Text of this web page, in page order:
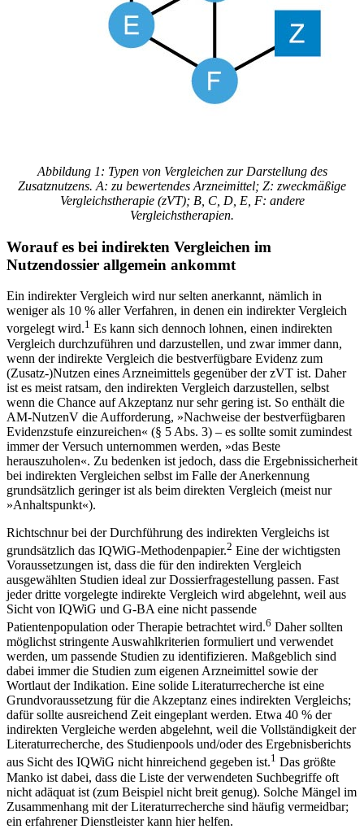
Abbildung 1: Typen von Vergleichen zur Darstellung des
Zusatznutzens. A: zu bewertendes Arzneimittel; Z: zweckmäßige
Vergleichstherapie (zVT); B, C, D, E, F: andere
Vergleichstherapien.
Worauf es bei indirekten Vergleichen im
Nutzendossier allgemein ankommt
Ein indirekter Vergleich wird nur selten anerkannt, nämlich in
weniger als 10 % aller Verfahren, in denen ein indirekter Vergleich
vorgelegt wird.1 Es kann sich dennoch lohnen, einen indirekten
Vergleich durchzuführen und darzustellen, und zwar immer dann,
wenn der indirekte Vergleich die bestverfügbare Evidenz zum
(Zusatz-)Nutzen eines Arzneimittels gegenüber der zVT ist. Daher
ist es meist ratsam, den indirekten Vergleich darzustellen, selbst
wenn die Chance auf Akzeptanz nur sehr gering ist. So enthält die
AM-NutzenV die Aufforderung, »Nachweise der bestverfügbaren
Evidenzstufe einzureichen« (§ 5 Abs. 3) – es sollte somit zumindest
immer der Versuch unternommen werden, »das Beste
herauszuholen«. Zu bedenken ist jedoch, dass die Ergebnissicherheit
bei indirekten Vergleichen selbst im Falle der Anerkennung
grundsätzlich geringer ist als beim direkten Vergleich (meist nur
»Anhaltspunkt«).
Richtschnur bei der Durchführung des indirekten Vergleichs ist
grundsätzlich das IQWiG-Methodenpapier.2 Eine der wichtigsten
Voraussetzungen ist, dass die für den indirekten Vergleich
ausgewählten Studien ideal zur Dossierfragestellung passen. Fast
jeder dritte vorgelegte indirekte Vergleich wird abgelehnt, weil aus
Sicht von IQWiG und G-BA eine nicht passende
Patientenpopulation oder Therapie betrachtet wird.6 Daher sollten
möglichst stringente Auswahlkriterien formuliert und verwendet
werden, um passende Studien zu identifizieren. Maßgeblich sind
dabei immer die Studien zum eigenen Arzneimittel sowie der
Wortlaut der Indikation. Eine solide Literaturrecherche ist eine
Grundvoraussetzung für die Akzeptanz eines indirekten Vergleichs;
dafür sollte ausreichend Zeit eingeplant werden. Etwa 40 % der
indirekten Vergleiche werden abgelehnt, weil die Vollständigkeit der
Literaturrecherche, des Studienpools und/oder des Ergebnisberichts
aus Sicht des IQWiG nicht hinreichend gegeben ist.1 Das größte
Manko ist dabei, dass die Liste der verwendeten Suchbegriffe oft
nicht adäquat ist (zum Beispiel nicht breit genug). Solche Mängel im
Zusammenhang mit der Literaturrecherche sind häufig vermeidbar;
ein erfahrener Dienstleister kann hier helfen.